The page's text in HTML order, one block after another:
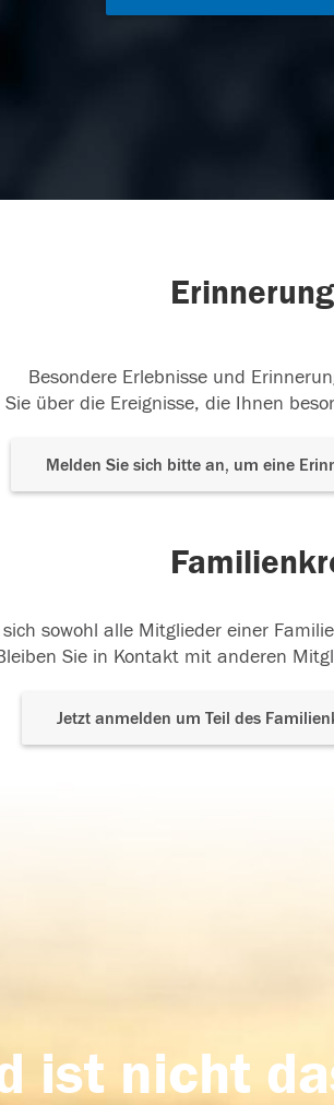
Besondere Erlebnisse und
Sie über die Ereignisse, die Ihnen
Melden Sie sich bitte an, um eine
sowohl alle Mitglieder einer
Sie in Kontakt mit anderen
Jetzt anmelden um Teil des
ist nicht